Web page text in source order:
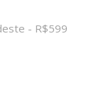
- R$599